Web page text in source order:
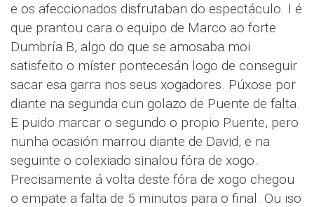
e os afeccionados disfrutaban do espectáculo. I é
que prantou cara o equipo de Marco ao forte
Dumbría B, algo do que se amosaba moi
satisfeito o míster pontecesán logo de conseguir
sacar esa garra nos seus xogadores. Púxose por
diante na segunda cun golazo de Puente de falta.
E puido marcar o segundo o propio Puente, pero
nunha ocasión marrou diante de David, e na
seguinte o colexiado sinalou fóra de xogo.
Precisamente á volta deste fóra de xogo chegou
o empate a falta de 5 minutos para o final. Ou iso